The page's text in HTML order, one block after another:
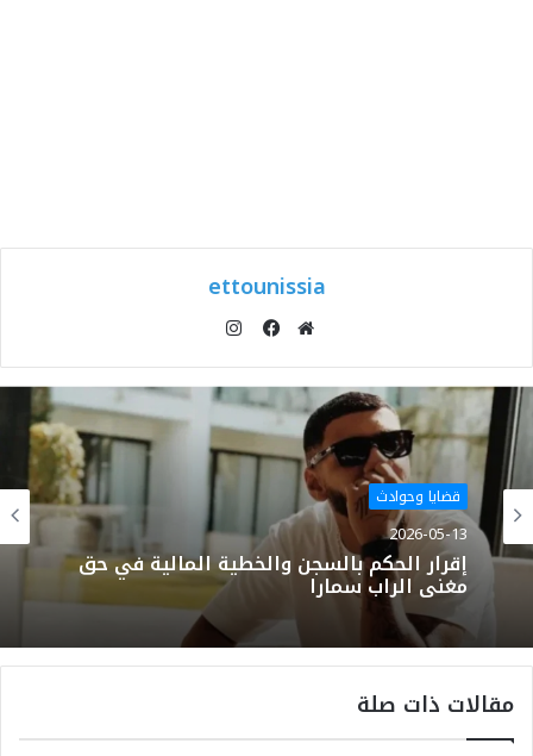
ettounissia
الويب
قضايا وحوادث
2026-05-13
إقرار الحكم بالسجن والخطية المالية في حق
مغني الراب سمارا
مقالات ذات صلة